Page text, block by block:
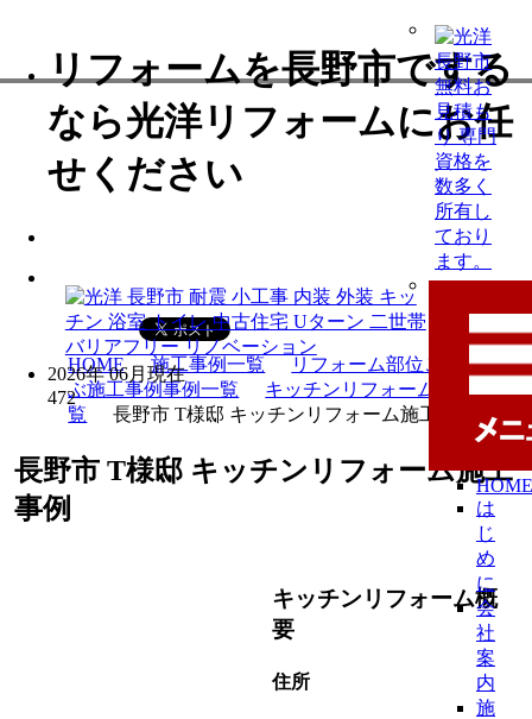
リフォームを長野市でする
なら光洋リフォームにお任
せください
2026年 06月現在
472
HOME
は
じ
め
に
会
社
案
内
施
HOME 施工事例一覧
リフォーム部位ごとで選
ぶ施工事例事例一覧
キッチンリフォーム事例一
覧
長野市 T様邸 キッチンリフォーム施工事例
長野市 T様邸 キッチンリフォーム施工
事例
キッチンリフォーム概
要
住所